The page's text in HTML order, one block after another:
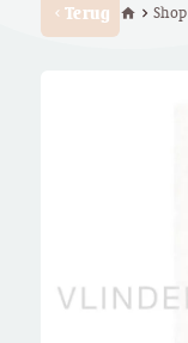
chevron_left Terug home chevron_right Shop